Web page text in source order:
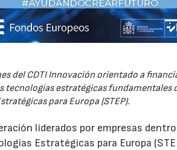
del CDTI Innovación orientado a
tecnologías estratégicas fundamentales
para Europa (STEP).
liderados por empresas
Estratégicas para Europa